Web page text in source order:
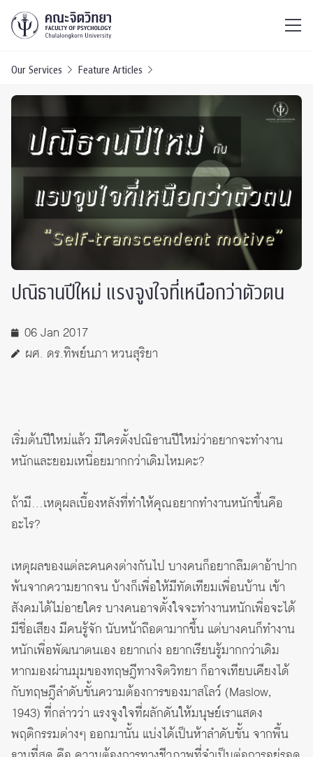
Our Services Feature Articles
ปณิธานปีใหม่ แรงจูงใจที่เหนือกว่าตัวตน
06 Jan 2017
ผศ. ดร.ทิพย์นภา หวนสุริยา
เริ่มต้นปีใหม่แล้ว มีใครตั้งปณิธานปีใหม่ว่าอยากจะทำงาน
หนักและยอมเหนื่อยมากกว่าเดิมไหมคะ?
ถ้ามี…เหตุผลเบื้องหลังที่ทำให้คุณอยากทำงานหนักขึ้นคือ
อะไร?
เหตุผลของแต่ละคนคงต่างกันไป บางคนก็อยากลืมตาอ้าปาก
พ้นจากความยากจน บ้างก็เพื่อให้มีทัดเทียมเพื่อนบ้าน เข้า
สังคมได้ไม่อายใคร บางคนอาจตั้งใจจะทำงานหนักเพื่อจะได้
มีชื่อเสียง มีคนรู้จัก นับหน้าถือตามากขึ้น แต่บางคนก็ทำงาน
หนักเพื่อพัฒนาตนเอง อยากเก่ง อยากเรียนรู้มากกว่าเดิม
หากมองผ่านมุมของทฤษฎีทางจิตวิทยา ก็อาจเทียบเคียงได้
กับทฤษฎีลำดับขั้นความต้องการของมาสโลว์ (Maslow,
1943) ที่กล่าวว่า แรงจูงใจที่ผลักดันให้มนุษย์เราแสดง
พฤติกรรมต่างๆ ออกมานั้น แบ่งได้เป็นห้าลำดับขั้น จากพื้น